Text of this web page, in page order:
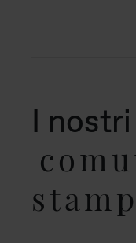
I nostri